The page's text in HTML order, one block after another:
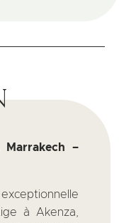
Marrakech –
à Akenza,